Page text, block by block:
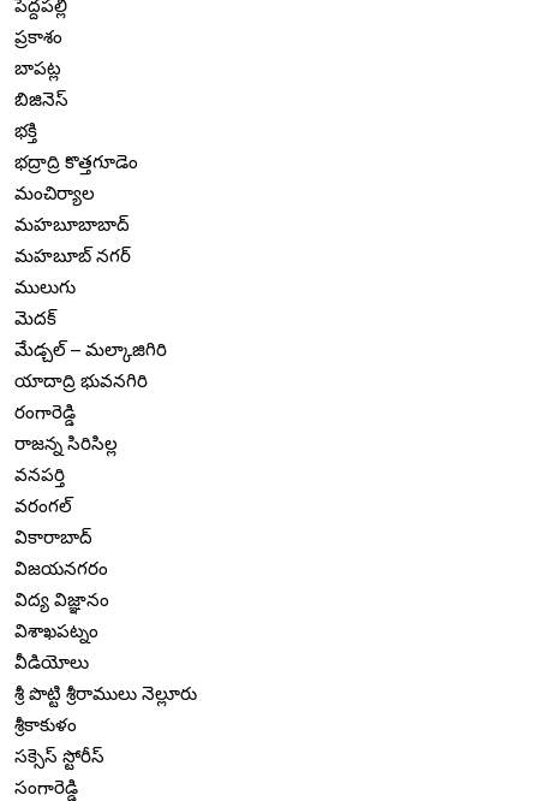
పెద్దపల్లి
ప్రకాశం
బాపట్ల
బిజినెస్
భక్తి
భద్రాద్రి కొత్తగూడెం
మంచిర్యాల
మహబూబాబాద్
మహబూబ్ నగర్
ములుగు
మెదక్
మేడ్చల్ – మల్కాజిగిరి
యాదాద్రి భువనగిరి
రంగారెడ్డి
రాజన్న సిరిసిల్ల
వనపర్తి
వరంగల్
వికారాబాద్
విజయనగరం
విద్య విజ్ఞానం
విశాఖపట్నం
వీడియోలు
శ్రీ పొట్టి శ్రీరాములు నెల్లూరు
శ్రీకాకుళం
సక్సెస్ స్టోరీస్
సంగారెడ్డి